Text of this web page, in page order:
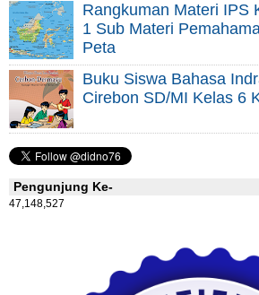
Rangkuman Materi IPS
1 Sub Materi
Peta
Buku Siswa Bahasa
Cirebon SD/MI Kelas 6
Pengunjung Ke-
47,148,527